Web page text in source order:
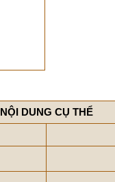
NỘI DUNG CỤ THỂ